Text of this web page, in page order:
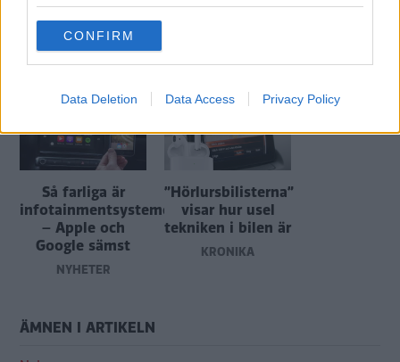
use your data for below specified purposes in below Google
consent section.
CONFIRM
Data Deletion Data Access Privacy Policy
Så farliga är
infotainmentsystemen
– Apple och
Google sämst
NYHETER
”Hörlursbilisterna”
visar hur usel
tekniken i bilen är
KRÖNIKA
ÄMNEN I ARTIKELN